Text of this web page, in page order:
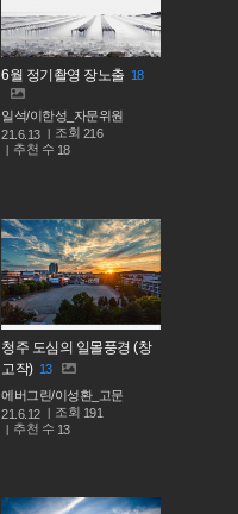
6월 정기촬영 장노출 18
일석/이한성_자문위원
21.6.13
조회 216
추천 수 18
청주 도심의 일몰풍경 (창
고작) 13
에버그린/이성환_고문
21.6.12
조회 191
추천 수 13